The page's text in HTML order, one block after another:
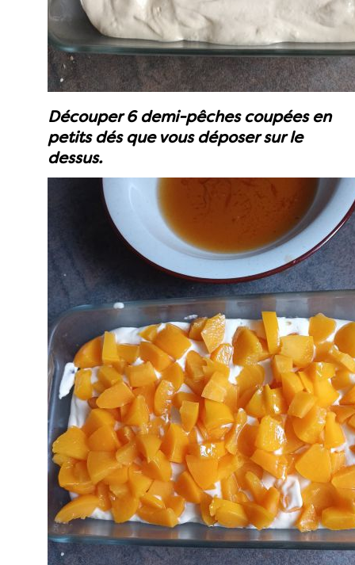
Découper 6 demi-pêches coupées en
petits dés que vous déposer sur le
dessus.